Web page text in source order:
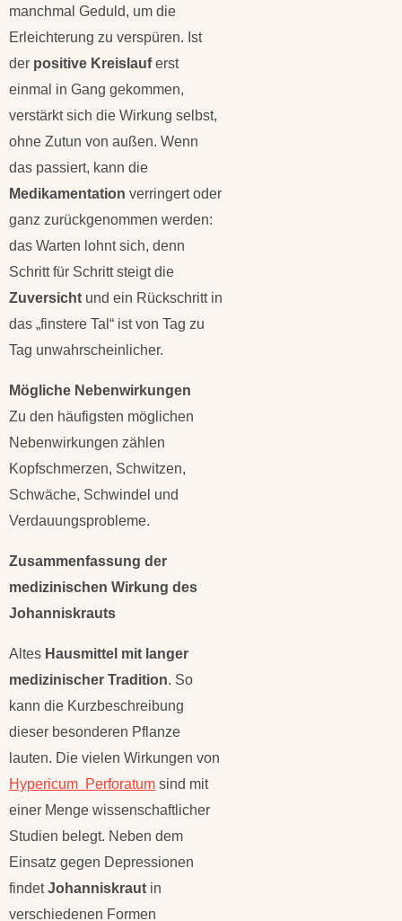
manchmal Geduld, um die
Erleichterung zu verspüren. Ist
der positive Kreislauferst
einmal in Gang gekommen,
verstärkt sich die Wirkung selbst,
ohne Zutun von außen. Wenn
das passiert, kann die
Medikamentation verringert oder
ganz zurückgenommen werden:
das Warten lohnt sich, denn
Schritt für Schritt steigt die
Zuversicht und ein Rückschritt in
das „finstere Tal“ ist von Tag zu
Tag unwahrscheinlicher.
Mögliche Nebenwirkungen
Zu den häufigsten möglichen
Nebenwirkungen zählen
Kopfschmerzen, Schwitzen,
Schwäche, Schwindel und
Verdauungsprobleme.
Zusammenfassung der
medizinischen Wirkung des
Johanniskrauts
Altes Hausmittel mit langer
medizinischer Tradition. So
kann die Kurzbeschreibung
dieser besonderen Pflanze
lauten. Die vielen Wirkungen von
Hypericum Perforatum sind mit
einer Menge wissenschaftlicher
Studien belegt. Neben dem
Einsatz gegen Depressionen
findetJohanniskraut in
verschiedenen Formen